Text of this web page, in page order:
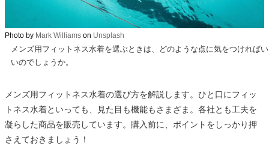
Photo by Mark Williams on Unsplash
メンズ用フィットネス水着を選ぶときは、どのような点に気をつければい
いのでしょうか。
メンズ用フィットネス水着の選び方を解説します。ひと口にフィッ
トネス水着といっても、見た目も機能もさまざま。各社とも工夫を
凝らした商品を販売しています。購入前に、ポイントをしっかり押
さえておきましょう！